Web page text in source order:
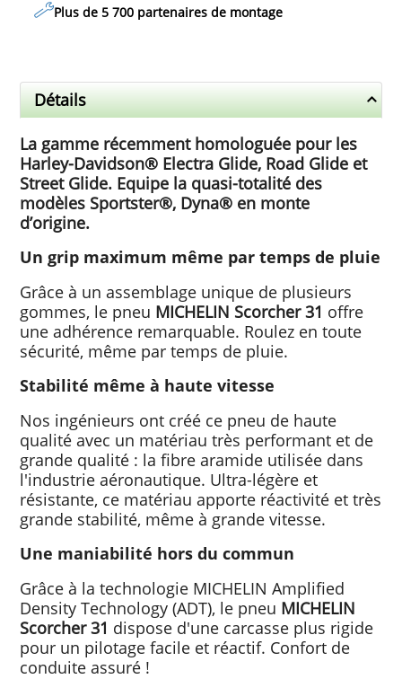
Plus de 5 700 partenaires de montage
Détails
La gamme récemment homologuée pour les
Harley-Davidson® Electra Glide, Road Glide et
Street Glide. Equipe la quasi-totalité des
modèles Sportster®, Dyna® en monte
d’origine.
Un grip maximum même par temps de pluie
Grâce à un assemblage unique de plusieurs
gommes, le pneu MICHELIN Scorcher 31 offre
une adhérence remarquable. Roulez en toute
sécurité, même par temps de pluie.
Stabilité même à haute vitesse
Nos ingénieurs ont créé ce pneu de haute
qualité avec un matériau très performant et de
grande qualité : la fibre aramide utilisée dans
l'industrie aéronautique. Ultra-légère et
résistante, ce matériau apporte réactivité et très
grande stabilité, même à grande vitesse.
Une maniabilité hors du commun
Grâce à la technologie MICHELIN Amplified
Density Technology (ADT), le pneu MICHELIN
Scorcher 31 dispose d'une carcasse plus rigide
pour un pilotage facile et réactif. Confort de
conduite assuré !